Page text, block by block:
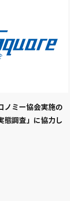
ノミー協会実施の
態調査」に協力し